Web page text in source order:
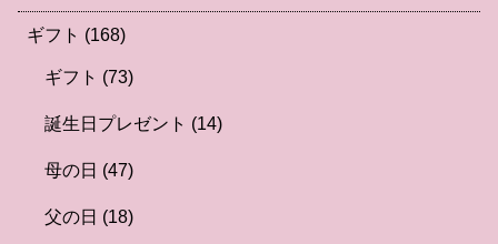
ギフト (168)
ギフト (73)
誕生日プレゼント (14)
母の日 (47)
父の日 (18)